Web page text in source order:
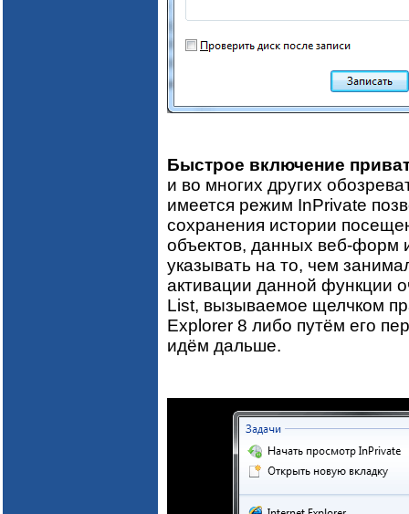
Быстрое включение
и во многих других
имеется режим InPrivate
сохранения истории
объектов, данных веб-форм
указывать на то, чем
активации данной функции
List, вызываемое щелчком
Explorer 8 либо путём его
идём дальше.